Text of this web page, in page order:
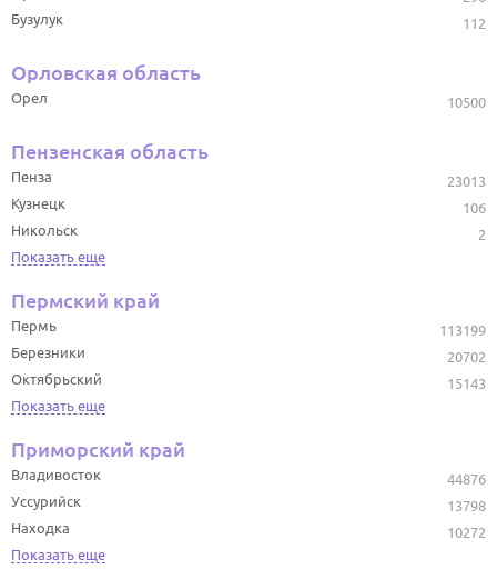
112
Бузулук
Орловская область
10500
Орел
Пензенская область
23013
Пенза
106
Кузнецк
2
Никольск
Показать еще
Пермский край
113199
Пермь
20702
Березники
15143
Октябрьский
Показать еще
Приморский край
44876
Владивосток
13798
Уссурийск
10272
Находка
Показать еще